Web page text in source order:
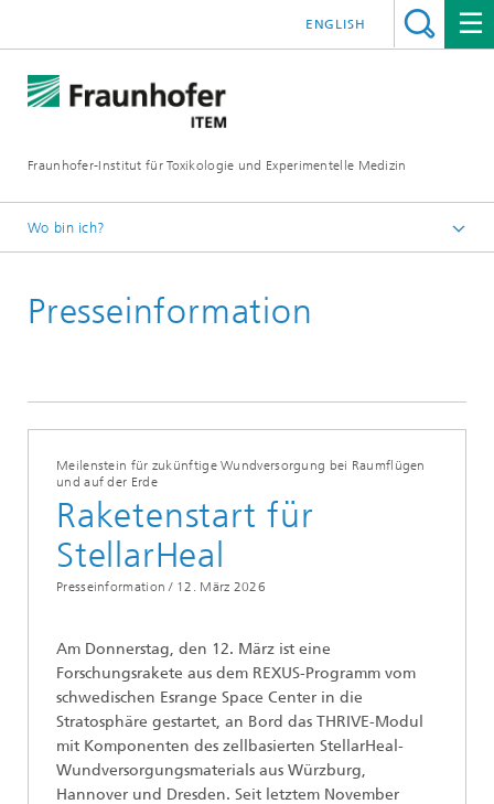
Fraunhofer-Institut für Toxikologie und Experimentelle Medizin
ENGLISH
Wo bin ich?
Presse und Medien
Presseinformation
Meilenstein für zukünftige Wundversorgung bei Raumflügen
und auf der Erde
Raketenstart für
StellarHeal
Presseinformation / 12. März 2026
Am Donnerstag, den 12. März ist eine
Forschungsrakete aus dem REXUS-Programm vom
schwedischen Esrange Space Center in die
Stratosphäre gestartet, an Bord das THRIVE-Modul
mit Komponenten des zellbasierten StellarHeal-
Wundversorgungsmaterials aus Würzburg,
Hannover und Dresden. Seit letztem November